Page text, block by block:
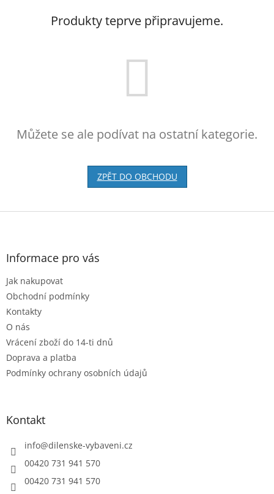
Produkty teprve připravujeme.
Můžete se ale podívat na ostatní kategorie.
ZPĚT DO OBCHODU
Z
Informace pro vás
Jak nakupovat
Obchodní podmínky
Kontakty
O nás
Vrácení zboží do 14-ti dnů
Doprava a platba
Podmínky ochrany osobních údajů
Kontakt
info@dilenske-vybaveni.cz
00420 731 941 570
00420 731 941 570